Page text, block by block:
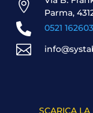

Parma,
 0521

SCARICA